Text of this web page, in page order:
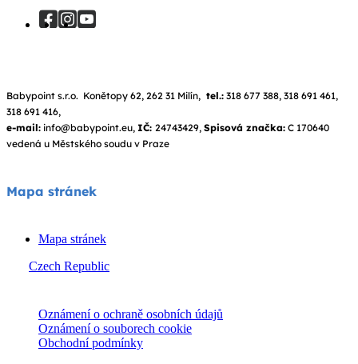
Babypoint s.r.o. Konětopy 62, 262 31 Milín, tel.: 318 677 388, 318 691 461,
318 691 416,
e-mail: info@babypoint.eu, IČ: 24743429, Spisová značka: C 170640
vedená u Městského soudu v Praze
Mapa stránek
Mapa stránek
Czech Republic
Oznámení o ochraně osobních údajů
Oznámení o souborech cookie
Obchodní podmínky